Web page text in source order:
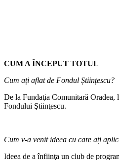
CUM A ÎNCEPUT TOTUL
Cum ați aflat de Fondul Științescu?
De la Fundaţia Comunitară Oradea,
Fondului Ştiinţescu.
Cum v-a venit ideea cu care ați
Ideea de a înfiinţa un club de